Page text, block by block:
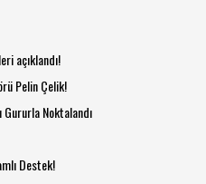
açıklandı!
Pelin Çelik!
Gururla Noktalandı
Destek!